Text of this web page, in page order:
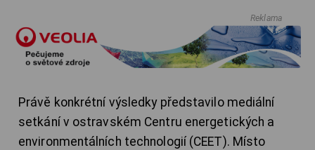
Reklama
Právě konkrétní výsledky představilo mediální
setkání v ostravském Centru energetických a
environmentálních technologií (CEET). Místo